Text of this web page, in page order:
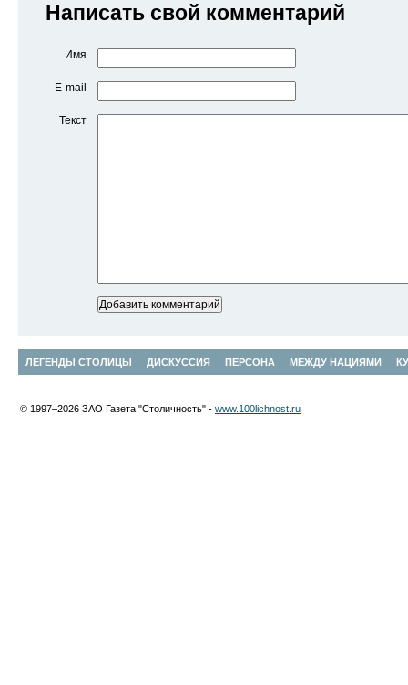
Написать свой комментарий
Имя
E-mail
Текст
ЛЕГЕНДЫ СТОЛИЦЫ ДИСКУССИЯ ПЕРСОНА МЕЖДУ НАЦИЯМИ
© 1997–2026 ЗАО Газета "Столичность" - www.100lichnost.ru